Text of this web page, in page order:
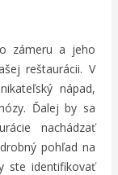
zámeru a jeho
reštaurácii. V
nápad,
Ďalej by sa
nachádzať
pohľad na
ste identifikovať